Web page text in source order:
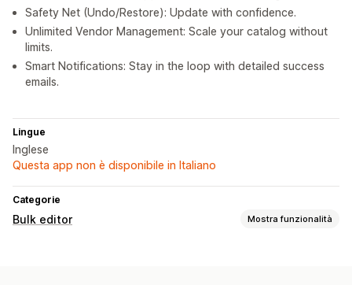
Safety Net (Undo/Restore): Update with confidence.
Unlimited Vendor Management: Scale your catalog without
limits.
Smart Notifications: Stay in the loop with detailed success
emails.
Lingue
Inglese
Questa app non è disponibile in Italiano
Categorie
Bulk editor Mostra funzionalità